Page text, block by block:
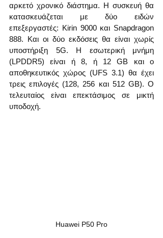
αρκετό χρονικό διάστημα. Η συσκευή θα
κατασκευάζεται με δύο ειδών
επεξεργαστές: Kirin 9000 και Snapdragon
888. Και οι δύο εκδόσεις θα είναι χωρίς
υποστήριξη 5G. Η εσωτερική μνήμη
(LPDDR5) είναι ή 8, ή 12 GB και ο
αποθηκευτικός χώρος (UFS 3.1) θα έχει
τρεις επιλογές (128, 256 και 512 GB). Ο
τελευταίος είναι επεκτάσιμος σε μικτή
υποδοχή.
Huawei P50 Pro